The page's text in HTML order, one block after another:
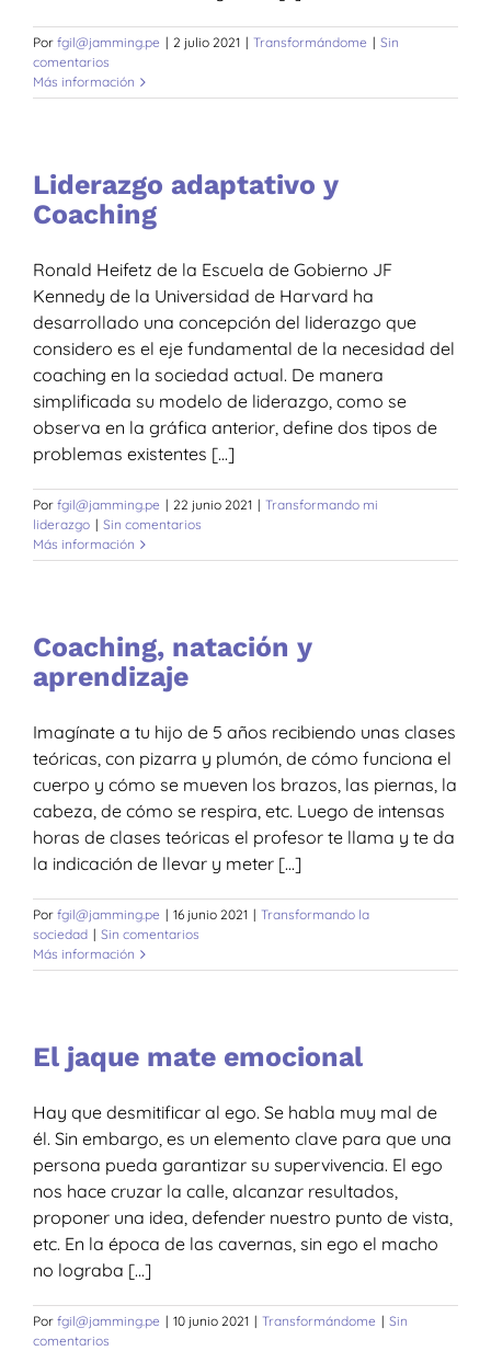
Por fgil@jamming.pe | 2 julio 2021 | Transformándome | Sin
comentarios
Más información
Liderazgo adaptativo y
Coaching
Ronald Heifetz de la Escuela de Gobierno JF
Kennedy de la Universidad de Harvard ha
desarrollado una concepción del liderazgo que
considero es el eje fundamental de la necesidad del
coaching en la sociedad actual. De manera
simplificada su modelo de liderazgo, como se
observa en la gráfica anterior, define dos tipos de
problemas existentes [...]
Por fgil@jamming.pe | 22 junio 2021 | Transformando mi
liderazgo | Sin comentarios
Más información
Coaching, natación y
aprendizaje
Imagínate a tu hijo de 5 años recibiendo unas clases
teóricas, con pizarra y plumón, de cómo funciona el
cuerpo y cómo se mueven los brazos, las piernas, la
cabeza, de cómo se respira, etc. Luego de intensas
horas de clases teóricas el profesor te llama y te da
la indicación de llevar y meter [...]
Por fgil@jamming.pe | 16 junio 2021 | Transformando la
sociedad | Sin comentarios
Más información
El jaque mate emocional
Hay que desmitificar al ego. Se habla muy mal de
él. Sin embargo, es un elemento clave para que una
persona pueda garantizar su supervivencia. El ego
nos hace cruzar la calle, alcanzar resultados,
proponer una idea, defender nuestro punto de vista,
etc. En la época de las cavernas, sin ego el macho
no lograba [...]
Por fgil@jamming.pe | 10 junio 2021 | Transformándome | Sin
comentarios